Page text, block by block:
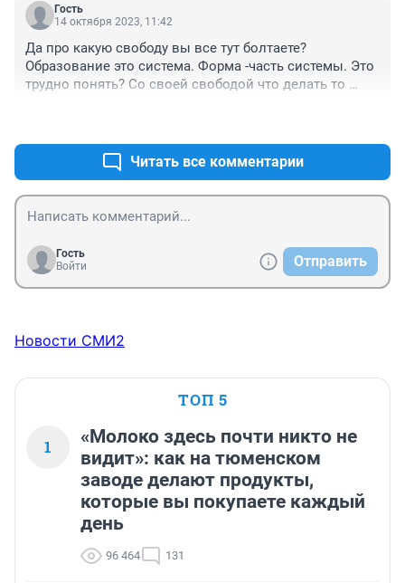
Гость
14 октября 2023, 11:42
Да про какую свободу вы все тут болтаете?
Образование это система. Форма -часть системы. Это
трудно понять? Со своей свободой что делать то
Читать все комментарии
Гость
Войти
Отправить
Новости СМИ2
ТОП 5
1
«Молоко здесь почти никто не
видит»: как на тюменском
заводе делают продукты,
которые вы покупаете каждый
день
96 464 131